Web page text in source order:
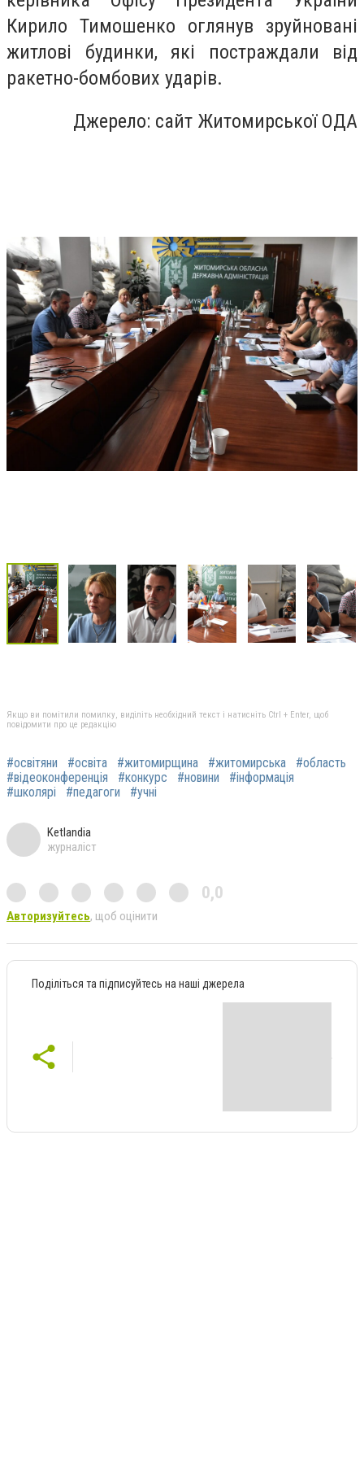
Кирило Тимошенко оглянув зруйновані
житлові будинки, які постраждали від
ракетно-бомбових ударів.
Джерело: сайт Житомирської ОДА
Якщо ви помітили помилку, виділіть необхідний текст і натисніть Ctrl + Enter, щоб
повідомити про це редакцію
#освітяни #освіта #житомирщина #житомирська
#область
#відеоконференція
#конкурс #новини
#інформація
#школярі
#педагоги #учні
Ketlandia
журналіст
0,0
Авторизуйтесь, щоб оцінити
Поділіться та підписуйтесь на наші джерела